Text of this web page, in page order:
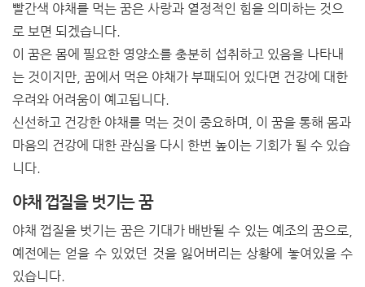
빨간색 야채를 먹는 꿈은 사랑과 열정적인 힘을 의미하는 것으
로 보면 되겠습니다.
이 꿈은 몸에 필요한 영양소를 충분히 섭취하고 있음을 나타내
는 것이지만, 꿈에서 먹은 야채가 부패되어 있다면 건강에 대한
우려와 어려움이 예고됩니다.
신선하고 건강한 야채를 먹는 것이 중요하며, 이 꿈을 통해 몸과
마음의 건강에 대한 관심을 다시 한번 높이는 기회가 될 수 있습
니다.
야채 껍질을 벗기는 꿈
야채 껍질을 벗기는 꿈은 기대가 배반될 수 있는 예조의 꿈으로,
예전에는 얻을 수 있었던 것을 잃어버리는 상황에 놓여있을 수
있습니다.